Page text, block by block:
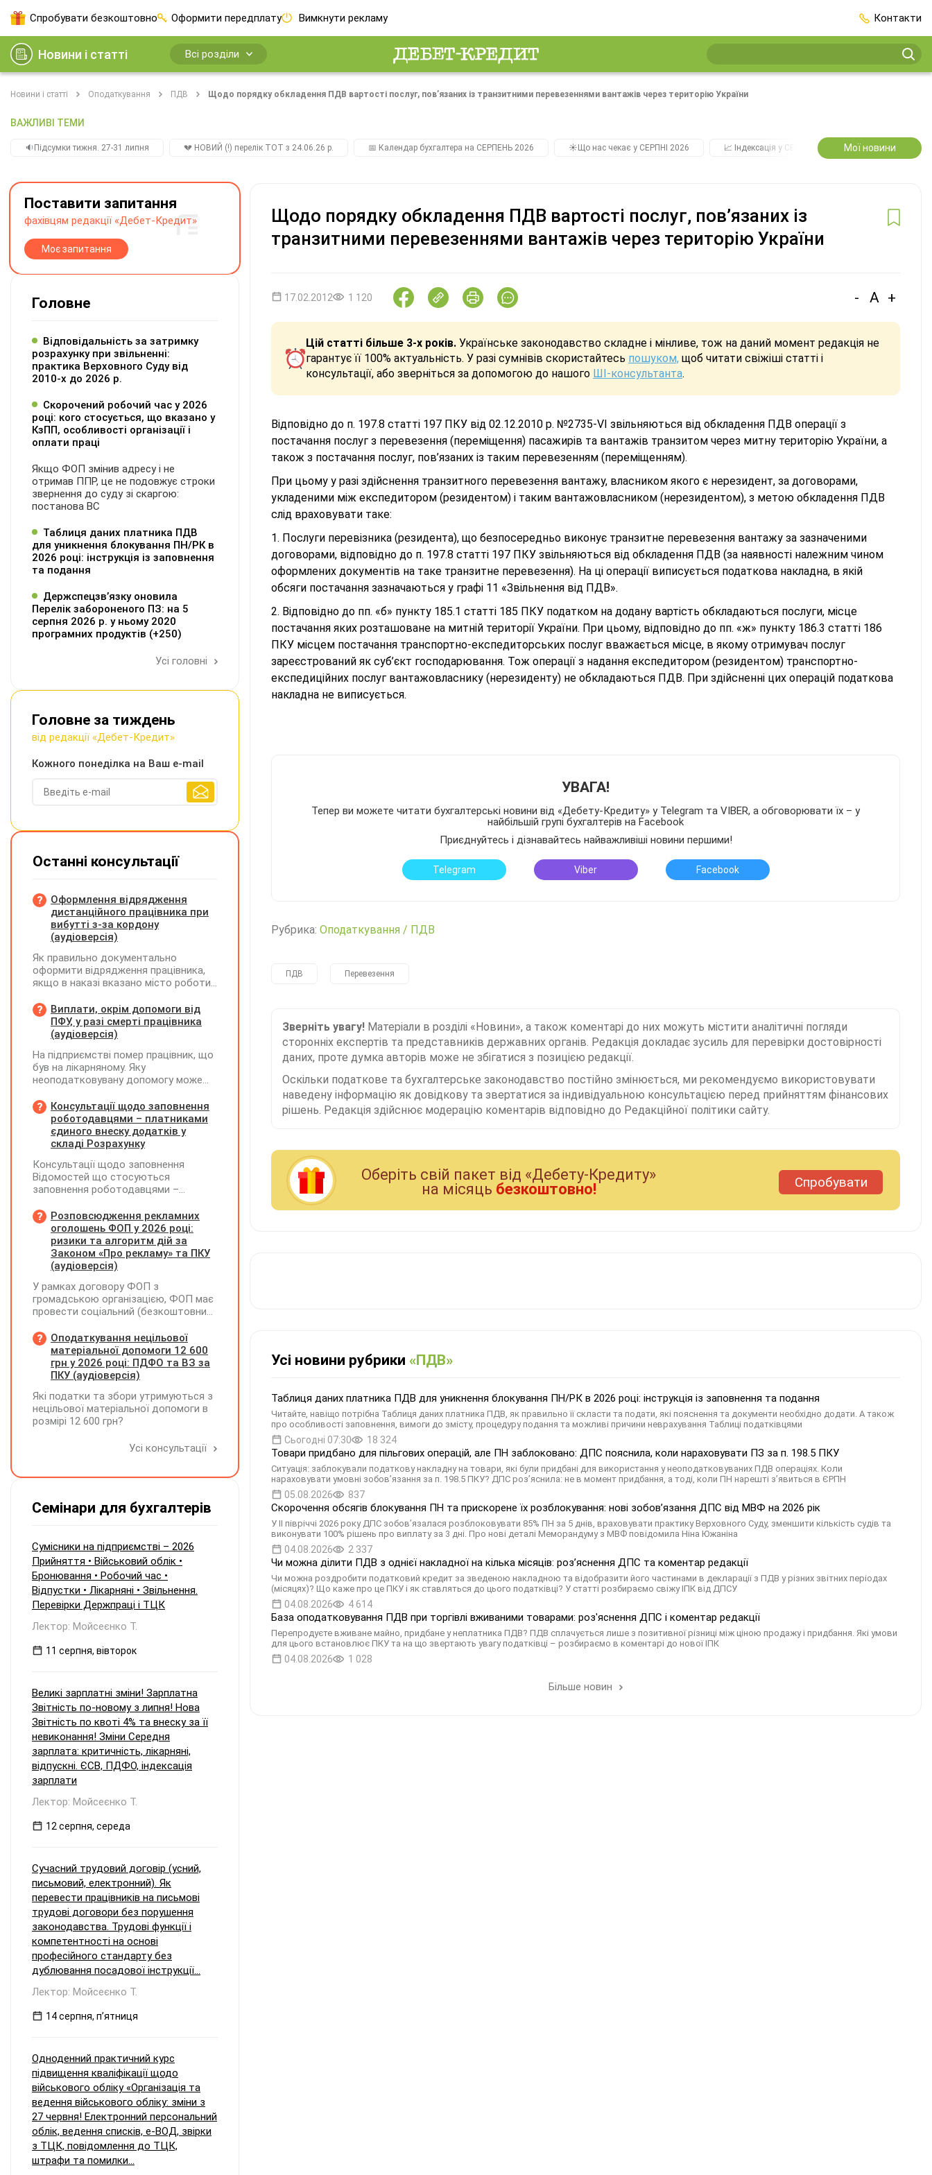
Спробувати безкоштовно Оформити передплату Вимкнути рекламу Контакти
Новини і статті Всі розділи
Новини і статті Оподаткування ПДВ Щодо порядку обкладення ПДВ вартості послуг, пов’язаних із транзитними перевезеннями вантажів через територію України
ВАЖЛИВІ ТЕМИ
🔉Підсумки тижня. 27-31 липня 💔 НОВИЙ (!) перелік ТОТ з 24.06.26 р. 📅 Календар бухгалтера на СЕРПЕНЬ 2026 ☀️Що нас чекає у СЕРПНІ 2026 📈 Індексація у СЕРПНІ 2️⃣0️⃣2️⃣7️⃣ Усі
Мої новини
Щодо порядку обкладення ПДВ вартості послуг, пов’язаних із
транзитними перевезеннями вантажів через територію України
17.02.2012 1 120 - A +
Цій статті більше 3-х років. Українське законодавство складне і мінливе, тож на даний момент редакція не
гарантує її 100% актуальність. У разі сумнівів скористайтесь пошуком, щоб читати свіжіші статті і
консультації, або зверніться за допомогою до нашого ШІ-консультанта.
Відповідно до п. 197.8 статті 197 ПКУ від 02.12.2010 р. №2735-VI звільняються від обкладення ПДВ операції з
постачання послуг з перевезення (переміщення) пасажирів та вантажів транзитом через митну територію України, а
також з постачання послуг, пов’язаних із таким перевезенням (переміщенням).
При цьому у разі здійснення транзитного перевезення вантажу, власником якого є нерезидент, за договорами,
укладеними між експедитором (резидентом) і таким вантажовласником (нерезидентом), з метою обкладення ПДВ
слід враховувати таке:
1. Послуги перевізника (резидента), що безпосередньо виконує транзитне перевезення вантажу за зазначеними
договорами, відповідно до п. 197.8 статті 197 ПКУ звільняються від обкладення ПДВ (за наявності належним чином
оформлених документів на таке транзитне перевезення). На ці операції виписується податкова накладна, в якій
обсяги постачання зазначаються у графі 11 «Звільнення від ПДВ».
2. Відповідно до пп. «б» пункту 185.1 статті 185 ПКУ податком на додану вартість обкладаються послуги, місце
постачання яких розташоване на митній території України. При цьому, відповідно до пп. «ж» пункту 186.3 статті 186
ПКУ місцем постачання транспортно-експедиторських послуг вважається місце, в якому отримувач послуг
зареєстрований як суб’єкт господарювання. Тож операції з надання експедитором (резидентом) транспортно-
експедиційних послуг вантажовласнику (нерезиденту) не обкладаються ПДВ. При здійсненні цих операцій податкова
накладна не виписується.
УВАГА!
Тепер ви можете читати бухгалтерські новини від «Дебету-Кредиту» у Telegram та VIBER, а обговорювати їх – у
найбільшій групі бухгалтерів на Facebook
Приєднуйтесь і дізнавайтесь найважливіші новини першими!
Telegram Viber Facebook
Рубрика: Оподаткування / ПДВ
ПДВ Перевезення
Зверніть увагу! Матеріали в розділі «Новини», а також коментарі до них можуть містити аналітичні погляди
сторонніх експертів та представників державних органів. Редакція докладає зусиль для перевірки достовірності
даних, проте думка авторів може не збігатися з позицією редакції.
Оскільки податкове та бухгалтерське законодавство постійно змінюється, ми рекомендуємо використовувати
наведену інформацію як довідкову та звертатися за індивідуальною консультацією перед прийняттям фінансових
рішень. Редакція здійснює модерацію коментарів відповідно до Редакційної політики сайту.
Оберiть свiй пакет вiд «Дебету-Кредиту»
на мiсяць безкоштовно! Спробувати
Усі новини рубрики «ПДВ»
Таблиця даних платника ПДВ для уникнення блокування ПН/РК в 2026 році: інструкція із заповнення та подання
Читайте, навіщо потрібна Таблиця даних платника ПДВ, як правильно її скласти та подати, які пояснення та документи необхідно додати. А також
про особливості заповнення, вимоги до змісту, процедуру подання та можливі причини неврахування Таблиці податківцями
Сьогодні 07:30 18 324
Товари придбано для пільгових операцій, але ПН заблоковано: ДПС пояснила, коли нараховувати ПЗ за п. 198.5 ПКУ
Ситуація: заблокували податкову накладну на товари, які були придбані для використання у неоподатковуваних ПДВ операціях. Коли
нараховувати умовні зобов’язання за п. 198.5 ПКУ? ДПС роз’яснила: не в момент придбання, а тоді, коли ПН нарешті з’явиться в ЄРПН
05.08.2026 837
Скорочення обсягів блокування ПН та прискорене їх розблокування: нові зобов’язання ДПС від МВФ на 2026 рік
У II півріччі 2026 року ДПС зобов’язалася розблоковувати 85% ПН за 5 днів, враховувати практику Верховного Суду, зменшити кількість судів та
виконувати 100% рішень про виплату за 3 дні. Про нові деталі Меморандуму з МВФ повідомила Ніна Южаніна
04.08.2026 2 337
Чи можна ділити ПДВ з однієї накладної на кілька місяців: роз’яснення ДПС та коментар редакції
Чи можна роздробити податковий кредит за зведеною накладною та відобразити його частинами в декларації з ПДВ у різних звітних періодах
(місяцях)? Що каже про це ПКУ і як ставляться до цього податківці? У статті розбираємо свіжу ІПК від ДПСУ
04.08.2026 4 614
База оподатковування ПДВ при торгівлі вживаними товарами: роз'яснення ДПС і коментар редакції
Перепродуєте вживане майно, придбане у неплатника ПДВ? ПДВ сплачується лише з позитивної різниці між ціною продажу і придбання. Які умови
для цього встановлює ПКУ та на що звертають увагу податківці – розбираємо в коментарі до нової ІПК
04.08.2026 1 028
Більше новин
Поставити запитання
фахівцям редакції «Дебет-Кредит»
Моє запитання
Головне
Відповідальність за затримку
розрахунку при звільненні:
практика Верховного Суду від
2010-х до 2026 р.
Скорочений робочий час у 2026
році: кого стосується, що вказано у
КзПП, особливості організації і
оплати праці
Якщо ФОП змінив адресу і не
отримав ППР, це не подовжує строки
звернення до суду зі скаргою:
постанова ВС
Таблиця даних платника ПДВ
для уникнення блокування ПН/РК в
2026 році: інструкція із заповнення
та подання
Держспецзв’язку оновила
Перелік забороненого ПЗ: на 5
серпня 2026 р. у ньому 2020
програмних продуктів (+250)
Усі головні
Головне за тиждень
від редакції «Дебет-Кредит»
Кожного понеділка на Ваш e-mail
Останні консультації
Оформлення відрядження
дистанційного працівника при
вибутті з-за кордону
(аудіоверсія)
Як правильно документально
оформити відрядження працівника,
якщо в наказі вказано місто роботи
відбувся з іншої країни (де працівник
працював дистанційно), та чи
впливає ця розбіжність на
оподаткування?
Виплати, окрім допомоги від
ПФУ, у разі смерті працівника
(аудіоверсія)
На підприємстві помер працівник, що
був на лікарняному. Яку
неоподатковувану допомогу може
від ПФУ? Кому і як виплатити
лікарняні, що прийшли на рахунок
підприємства, та розрахункові
(компенсація за невикористані дні
Консультації щодо заповнення
роботодавцями – платниками
єдиного внеску додатків у
складі Розрахунку
Консультації щодо заповнення
Відомостей що стосуються
заповнення роботодавцями –
Д1, Д2, Д3, Д5 та Д6 у складі
Розрахунку ЮО та додатків ФІЗ-Д1,
ФІЗ-Д5 та ФІЗ-Д6 у складі
Розрахунку ФОП/НПД, здійснює ПФУ
Розповсюдження рекламних
оголошень ФОП у 2026 році:
ризики та алгоритм дій за
Законом «Про рекламу» та ПКУ
(аудіоверсія)
У рамках договору ФОП з
громадською організацією, ФОП має
провести соціальний (безкоштовний
захід ФОП проводить через номер
телефону, який зазначено у
листівках, які він розклеїв на стовпах
району та суспільних рекламних
реєстрацію - це фото цих рекламних
об'яв. Чи виникає у ФОПа
зобов'язання по реєстрації цієї
податкові наслідки по
Оподаткування нецільової
матеріальної допомоги 12 600
грн у 2026 році: ПДФО та ВЗ за
ПКУ (аудіоверсія)
Які податки та збори утримуються з
нецільової матеріальної допомоги в
розмірі 12 600 грн?
Усі консультації
Семінари для бухгалтерів
Сумісники на підприємстві – 2026
Прийняття • Військовий облік •
Бронювання • Робочий час •
Відпустки • Лікарняні • Звільнення.
Перевірки Держпраці і ТЦК
Лектор: Мойсеєнко Т.
11 серпня, вівторок
Великі зарплатні зміни! Зарплатна
Звітність по-новому з липня! Нова
Звітність по квоті 4% та внеску за її
невиконання! Зміни Середня
зарплата: критичність, лікарняні,
відпускні. ЄСВ, ПДФО, індексація
зарплати
Лектор: Мойсеєнко Т.
12 серпня, середа
Сучасний трудовий договір (усний,
письмовий, електронний). Як
перевести працівників на письмові
трудові договори без порушення
законодавства. Трудові функції і
компетентності на основі
професійного стандарту без
дублювання посадової інструкції...
Лектор: Мойсеєнко Т.
14 серпня, пʼятниця
Одноденний практичний курс
підвищення кваліфікації щодо
військового обліку «Організація та
ведення військового обліку: зміни з
27 червня! Електронний персональний
облік, ведення списків, е-ВОД, звірки
з ТЦК, повідомлення до ТЦК,
штрафи та помилки...